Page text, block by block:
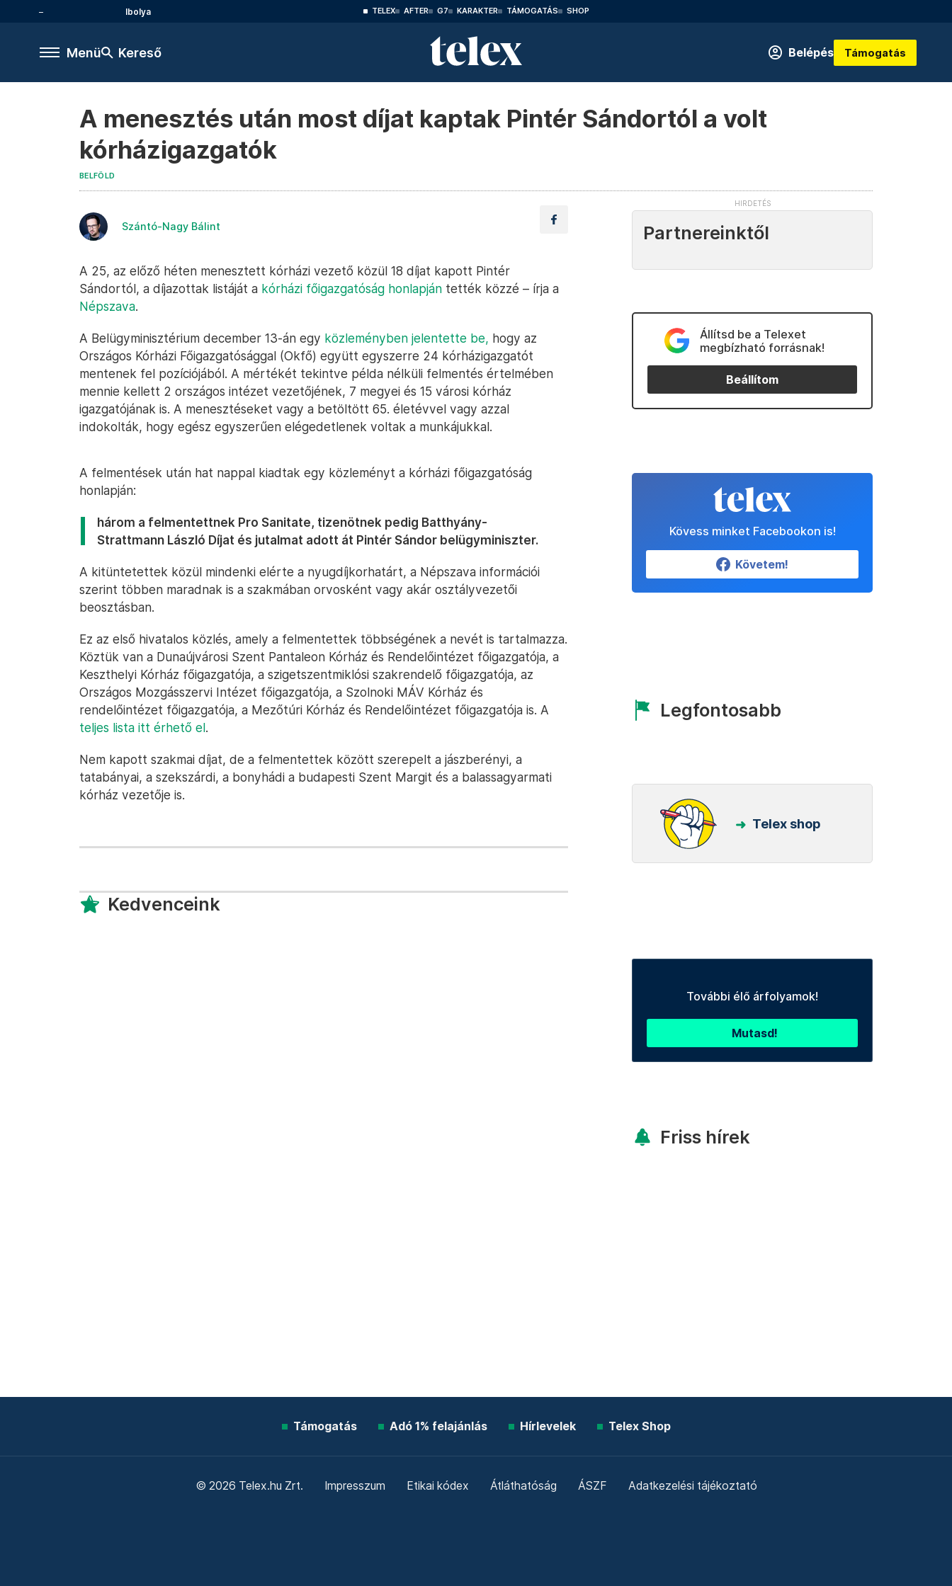
Ibolya TELEX AFTER G7 KARAKTER TÁMOGATÁS SHOP
Menü Kereső Belépés Támogatás
A menesztés után most díjat kaptak Pintér Sándortól a volt
kórházigazgatók
BELFÖLD
Szántó-Nagy Bálint
A 25, az előző héten menesztett kórházi vezető közül 18 díjat kapott Pintér
Sándortól, a díjazottak listáját a kórházi főigazgatóság honlapján tették közzé – írja a
Népszava.
A Belügyminisztérium december 13-án egy közleményben jelentette be, hogy az
Országos Kórházi Főigazgatósággal (Okfő) együtt egyszerre 24 kórházigazgatót
mentenek fel pozíciójából. A mértékét tekintve példa nélküli felmentés értelmében
mennie kellett 2 országos intézet vezetőjének, 7 megyei és 15 városi kórház
igazgatójának is. A menesztéseket vagy a betöltött 65. életévvel vagy azzal
indokolták, hogy egész egyszerűen elégedetlenek voltak a munkájukkal.
A felmentések után hat nappal kiadtak egy közleményt a kórházi főigazgatóság
honlapján:
három a felmentettnek Pro Sanitate, tizenötnek pedig Batthyány-
Strattmann László Díjat és jutalmat adott át Pintér Sándor belügyminiszter.
A kitüntetettek közül mindenki elérte a nyugdíjkorhatárt, a Népszava információi
szerint többen maradnak is a szakmában orvosként vagy akár osztályvezetői
beosztásban.
Ez az első hivatalos közlés, amely a felmentettek többségének a nevét is tartalmazza.
Köztük van a Dunaújvárosi Szent Pantaleon Kórház és Rendelőintézet főigazgatója, a
Keszthelyi Kórház főigazgatója, a szigetszentmiklósi szakrendelő főigazgatója, az
Országos Mozgásszervi Intézet főigazgatója, a Szolnoki MÁV Kórház és
rendelőintézet főigazgatója, a Mezőtúri Kórház és Rendelőintézet főigazgatója is. A
teljes lista itt érhető el.
Nem kapott szakmai díjat, de a felmentettek között szerepelt a jászberényi, a
tatabányai, a szekszárdi, a bonyhádi a budapesti Szent Margit és a balassagyarmati
kórház vezetője is.
Kedvenceink
Partnereinktől
Állítsd be a Telexet
megbízható forrásnak!
Beállítom
Kövess minket Facebookon is!
Követem!
Legfontosabb
Telex shop
További élő árfolyamok!
Mutasd!
Friss hírek
Támogatás Adó 1% felajánlás Hírlevelek Telex Shop
© 2026 Telex.hu Zrt. Impresszum Etikai kódex Átláthatóság ÁSZF Adatkezelési tájékoztató